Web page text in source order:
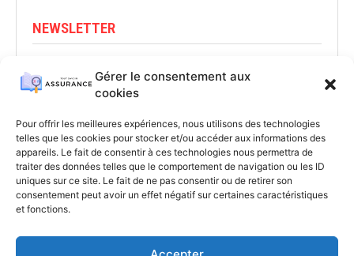
Gérer le consentement aux
cookies
Pour offrir les meilleures expériences, nous utilisons des technologies
telles que les cookies pour stocker et/ou accéder aux informations des
appareils. Le fait de consentir à ces technologies nous permettra de
traiter des données telles que le comportement de navigation ou les ID
uniques sur ce site. Le fait de ne pas consentir ou de retirer son
consentement peut avoir un effet négatif sur certaines caractéristiques
et fonctions.
NEWSLETTER